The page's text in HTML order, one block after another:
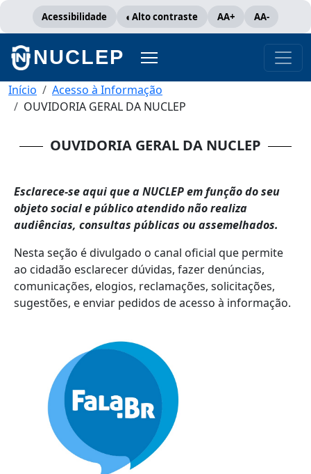
Acessibilidade Alto contraste AA+ AA-
NUCLEP
Trilha de navegação
Início
Acesso à Informação
OUVIDORIA GERAL DA NUCLEP
OUVIDORIA GERAL DA NUCLEP
Esclarece-se aqui que a NUCLEP em função do seu
objeto social e público atendido não realiza
audiências, consultas públicas ou assemelhados.
Nesta seção é divulgado o canal oficial que permite
ao cidadão esclarecer dúvidas, fazer denúncias,
comunicações, elogios, reclamações, solicitações,
sugestões, e enviar pedidos de acesso à informação.